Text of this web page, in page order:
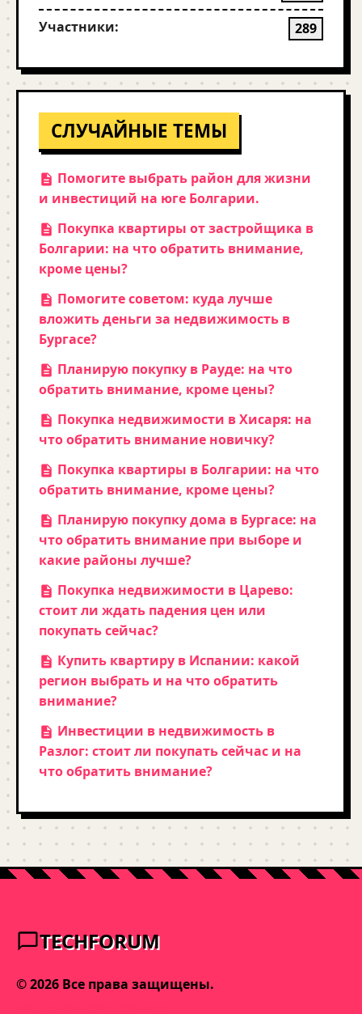
Участники: 289
СЛУЧАЙНЫЕ ТЕМЫ
Помогите выбрать район для жизни
и инвестиций на юге Болгарии.
Покупка квартиры от застройщика в
Болгарии: на что обратить внимание,
кроме цены?
Помогите советом: куда лучше
вложить деньги за недвижимость в
Бургасе?
Планирую покупку в Рауде: на что
обратить внимание, кроме цены?
Покупка недвижимости в Хисаря: на
что обратить внимание новичку?
Покупка квартиры в Болгарии: на что
обратить внимание, кроме цены?
Планирую покупку дома в Бургасе: на
что обратить внимание при выборе и
какие районы лучше?
Покупка недвижимости в Царево:
стоит ли ждать падения цен или
покупать сейчас?
Купить квартиру в Испании: какой
регион выбрать и на что обратить
внимание?
Инвестиции в недвижимость в
Разлог: стоит ли покупать сейчас и на
что обратить внимание?
TECHFORUM
© 2026 Все права защищены.